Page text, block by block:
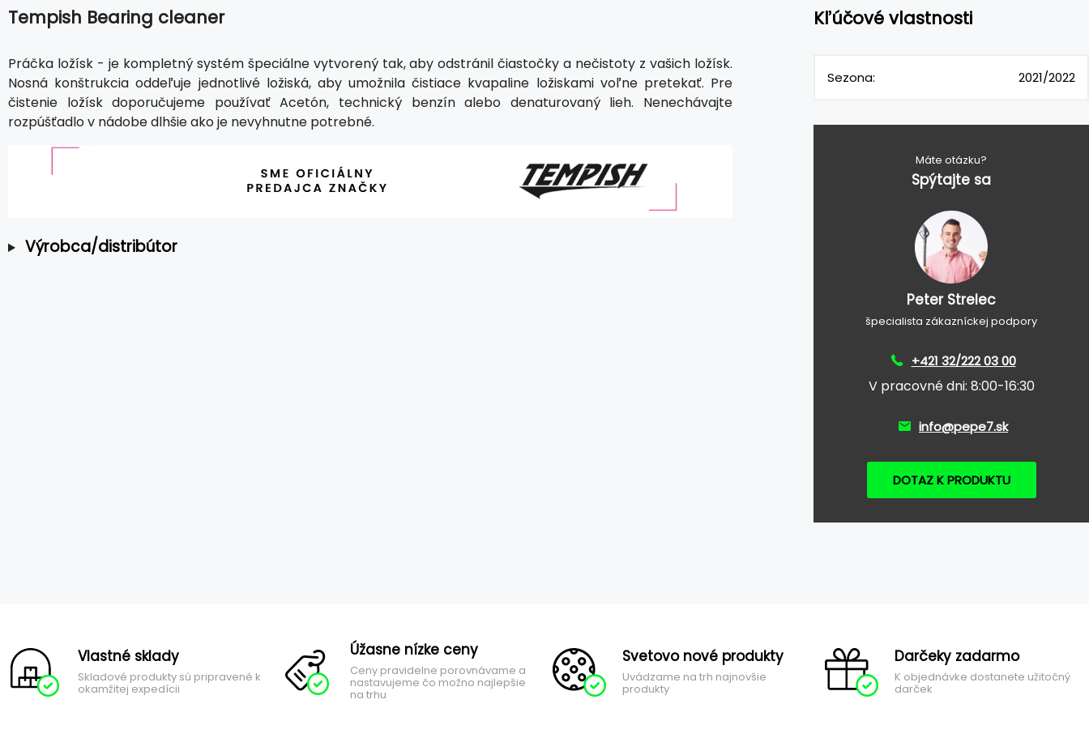
Tempish Bearing cleaner
Práčka ložísk - je kompletný systém špeciálne vytvorený tak, aby odstránil čiastočky a nečistoty z vašich ložísk.
Nosná konštrukcia oddeľuje jednotlivé ložiská, aby umožnila čistiace kvapaline ložiskami voľne pretekať. Pre
čistenie ložísk doporučujeme používať Acetón, technický benzín alebo denaturovaný lieh. Nenechávajte
rozpúšťadlo v nádobe dlhšie ako je nevyhnutne potrebné.
Výrobca/distribútor
Kľúčové vlastnosti
Sezona: 2021/2022
Máte otázku?
Spýtajte sa
Peter Strelec
špecialista zákazníckej podpory
+421 32/222 03 00
V pracovné dni: 8:00-16:30
info@pepe7.sk
DOTAZ K PRODUKTU
Vlastné sklady
Skladové produkty sú pripravené k
okamžitej expedícii
Úžasne nízke ceny
Ceny pravidelne porovnávame a
nastavujeme čo možno najlepšie
na trhu
Svetovo nové produkty
Uvádzame na trh najnovšie
produkty
Darčeky zadarmo
K objednávke dostanete užitočný
darček